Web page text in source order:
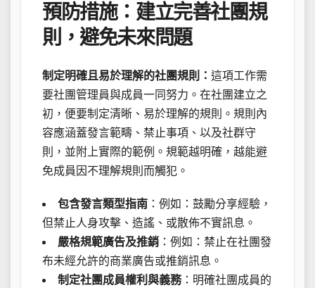
預防措施：建立完善社團規
則，避免未來問題
制定明確且易於理解的社團規則： 這項工作需
要社團管理員與成員一同努力。在社團建立之
初，便要制定清晰、易於理解的規則。規則內
容應涵蓋發言範疇、禁止事項、以及社群守
則，並附上實際的範例。規範越明確，越能避
免成員因不理解規則而觸犯。
包含發言類型指南 ：例如：鼓勵分享經驗，
但禁止人身攻擊、造謠、或散佈不實訊息。
嚴格規範廣告及推銷 ：例如：禁止在社團發
布未經允許的商業廣告或推銷訊息。
制定社團成員權利與義務：明確社團成員的